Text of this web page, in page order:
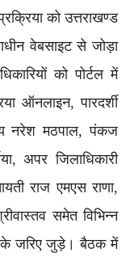
को उत्तराखण्ड
वेबसाइट से जोड़ा
को पोर्टल में
ऑनलाइन, पारदर्शी
नरेश मठपाल, पंकज
अपर जिलाधिकारी
राज एमएस राणा,
समेत विभिन्न
के जरिए जुड़े। बैठक में